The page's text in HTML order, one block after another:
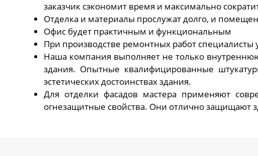
заказчик сэкономит время и максимально
Отделка и материалы прослужат долго, и
Офис будет практичным и функциональным
При производстве ремонтных работ
Наша компания выполняет не только
здания. Опытные квалифицированные
эстетических достоинствах здания.
Для отделки фасадов мастера применяют
огнезащитные свойства. Они отлично защищают